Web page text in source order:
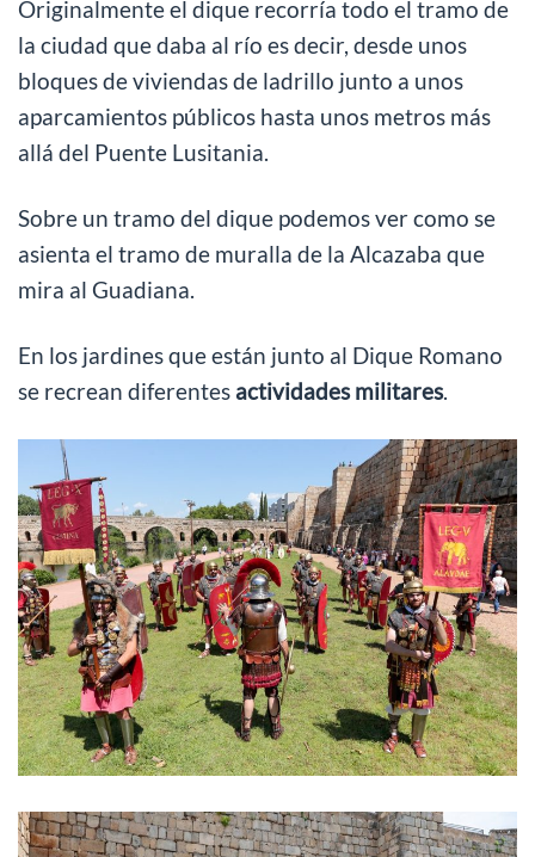
Originalmente el dique recorría todo el tramo de
la ciudad que daba al río es decir, desde unos
bloques de viviendas de ladrillo junto a unos
aparcamientos públicos hasta unos metros más
allá del Puente Lusitania.
Sobre un tramo del dique podemos ver como se
asienta el tramo de muralla de la Alcazaba que
mira al Guadiana.
En los jardines que están junto al Dique Romano
se recrean diferentes actividades militares.